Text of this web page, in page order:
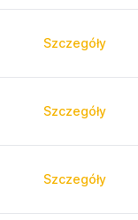
Szczegóły
Szczegóły
Szczegóły